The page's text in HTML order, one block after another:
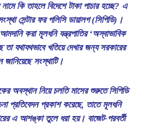
কি তাহলে বিদেশে টাকা পাচার হচ্ছে? এ
সেন্টার ফর পলিসি ডায়ালগ (সিপিডি)।
করা মূলধনি যন্ত্রপাতির ‘অস্বাভাবিক
যথাযথভাবে খতিয়ে দেখার জন্য সরকারের
সংস্থাটি।
অবস্থান নিয়ে চলতি মাসের শুরুতে সিপিডি
প্রতিবেদন প্রকাশ করেছে, তাতে মূলধনি
এ আশঙ্কা তুলে ধরা হয়। বাজেট-পরবর্তী